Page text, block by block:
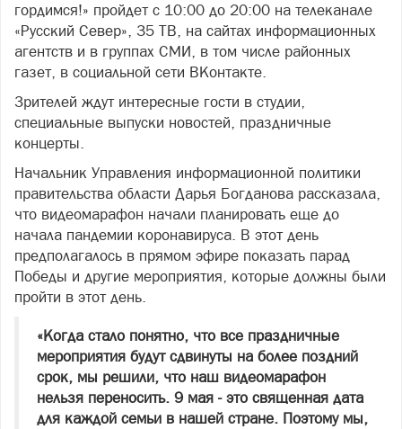
гордимся!» пройдет с 10:00 до 20:00 на телеканале
«Русский Север», 35 ТВ, на сайтах информационных
агентств и в группах СМИ, в том числе районных
газет, в социальной сети ВКонтакте.
Зрителей ждут интересные гости в студии,
специальные выпуски новостей, праздничные
концерты.
Начальник Управления информационной политики
правительства области Дарья Богданова рассказала,
что видеомарафон начали планировать еще до
начала пандемии коронавируса. В этот день
предполагалось в прямом эфире показать парад
Победы и другие мероприятия, которые должны были
пройти в этот день.
«Когда стало понятно, что все праздничные
мероприятия будут сдвинуты на более поздний
срок, мы решили, что наш видеомарафон
нельзя переносить. 9 мая - это священная дата
для каждой семьи в нашей стране. Поэтому мы,